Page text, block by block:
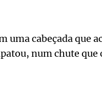
uma cabeçada que
num chute que